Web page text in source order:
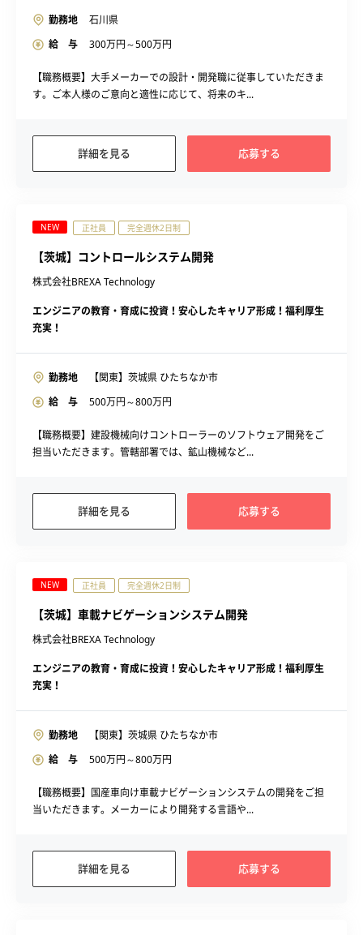
勤務地
石川県
給 与
300万円～500万円
【職務概要】大手メーカーでの設計・開発職に従事していただきま
す。ご本人様のご意向と適性に応じて、将来のキ...
詳細を見る 応募する
NEW 正社員 完全週休2日制
【茨城】コントロールシステム開発
株式会社BREXA Technology
エンジニアの教育・育成に投資！安心したキャリア形成！福利厚生
充実！
勤務地
【関東】茨城県 ひたちなか市
給 与
500万円～800万円
【職務概要】建設機械向けコントローラーのソフトウェア開発をご
担当いただきます。管轄部署では、鉱山機械など...
詳細を見る 応募する
NEW 正社員 完全週休2日制
【茨城】車載ナビゲーションシステム開発
株式会社BREXA Technology
エンジニアの教育・育成に投資！安心したキャリア形成！福利厚生
充実！
勤務地
【関東】茨城県 ひたちなか市
給 与
500万円～800万円
【職務概要】国産車向け車載ナビゲーションシステムの開発をご担
当いただきます。メーカーにより開発する言語や...
詳細を見る 応募する